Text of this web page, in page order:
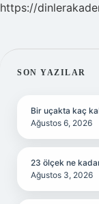
https://
SON YAZILAR
Bir uçakta kaç
Ağustos 6, 2026
23 ölçek ne
Ağustos 3, 2026